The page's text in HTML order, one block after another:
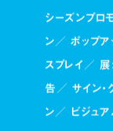
シーズンプロ
ン／ポップア
スプレイ／
告／サイン・
ン／ ビジュ